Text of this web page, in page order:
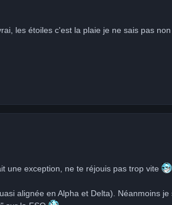
les étoiles c'est la plaie je ne sais pas
une exception, ne te réjouis pas trop vite
alignée en Alpha et Delta). Néanmoins